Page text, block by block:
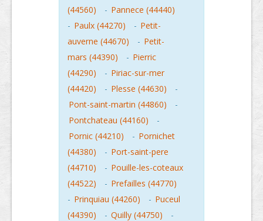
(44560)
- Pannece (44440)
- Paulx (44270) - Petit-
auverne (44670)
- Petit-
mars (44390)
- Pierric
(44290)
- Piriac-sur-mer
(44420)
- Plesse (44630)
-
Pont-saint-martin (44860)
-
Pontchateau (44160)
-
Pornic (44210)
- Pornichet
(44380)
- Port-saint-pere
(44710)
- Pouille-les-coteaux
(44522)
- Prefailles (44770)
- Prinquiau (44260) - Puceul
(44390)
- Quilly (44750)
-